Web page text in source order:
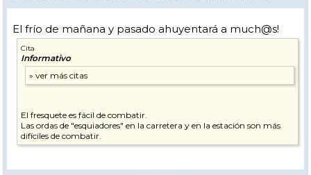
El frío de mañana y pasado ahuyentará a much@s!
Cita
Informativo
El fresquete es fácil de combatir.
Las ordas de "esquiadores" en la carretera y en la estación son más
difíciles de combatir.